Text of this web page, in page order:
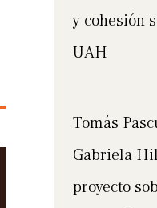
y cohesión
UAH
Tomás
Gabriela
proyecto